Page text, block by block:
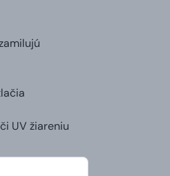
UV žiareniu